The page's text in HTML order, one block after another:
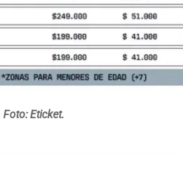
Foto: Eticket.